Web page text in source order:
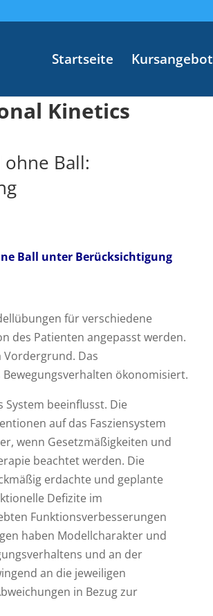
Startseite Kursangebot
Kinetics
Ball:
Ball unter Berücksichtigung
für verschiedene
des Patienten angepasst werden.
Vordergrund. Das
ökonomisiert.
beeinflusst. Die
auf das Fasziensystem
wenn Gesetzmäßigkeiten und
beachtet werden. Die
erdachte und geplante
Defizite im
Funktionsverbesserungen
haben Modellcharakter und
und an der
an die jeweiligen
in Bezug zur